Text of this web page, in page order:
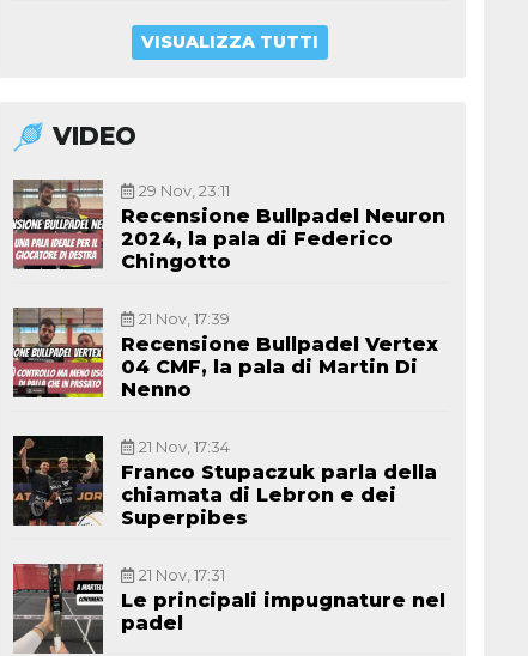
VISUALIZZA TUTTI
VIDEO
29 Nov, 23:11
Recensione Bullpadel Neuron
2024, la pala di Federico
Chingotto
21 Nov, 17:39
Recensione Bullpadel Vertex
04 CMF, la pala di Martin Di
Nenno
21 Nov, 17:34
Franco Stupaczuk parla della
chiamata di Lebron e dei
Superpibes
21 Nov, 17:31
Le principali impugnature nel
padel